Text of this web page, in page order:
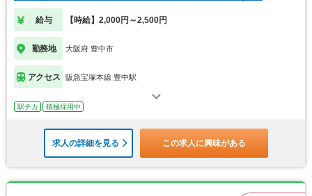
給与 【時給】2,000円～2,500円
勤務地 大阪府 豊中市
アクセス 阪急宝塚本線 豊中駅
駅チカ 積極採用中
求人の詳細を見る この求人に興味がある